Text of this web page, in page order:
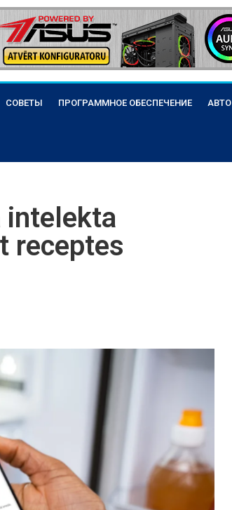
СОВЕТЫ ПРОГРАММНОЕ ОБЕСПЕЧЕНИЕ АВТО
intelekta
receptes